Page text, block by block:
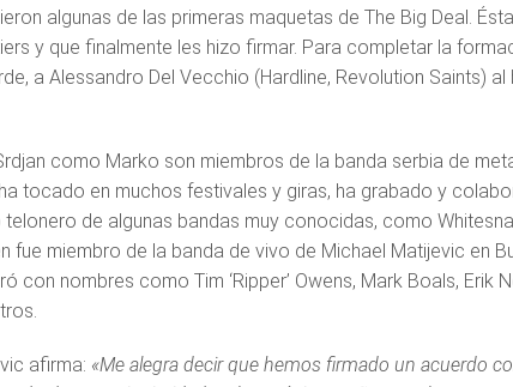
algunas de las primeras maquetas de The Big Deal.
y que finalmente les hizo firmar. Para completar la
a Alessandro Del Vecchio (Hardline, Revolution Saints)
como Marko son miembros de la banda serbia de
tocado en muchos festivales y giras, ha grabado y
telonero de algunas bandas muy conocidas, como
fue miembro de la banda de vivo de Michael Matijevic en
con nombres como Tim ‘Ripper’ Owens, Mark Boals, Erik
afirma: «Me alegra decir que hemos firmado un acuerdo